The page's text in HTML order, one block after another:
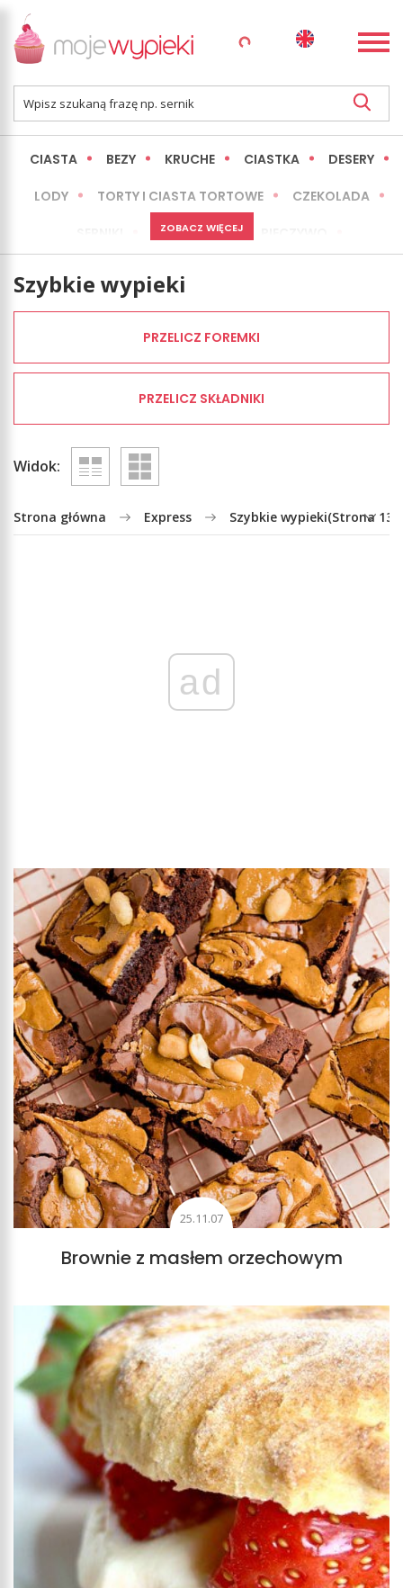
CIASTA BEZY KRUCHE CIASTKA DESERY
LODY TORTY I CIASTA TORTOWE CZEKOLADA
MINI WYPIEKI
ZOBACZ WIĘCEJ
Szybkie wypieki
PRZELICZ FOREMKI
PRZELICZ SKŁADNIKI
Widok:
Strona główna Express Szybkie wypieki(Strona 13)
ad
25.11.07
Brownie z masłem orzechowym